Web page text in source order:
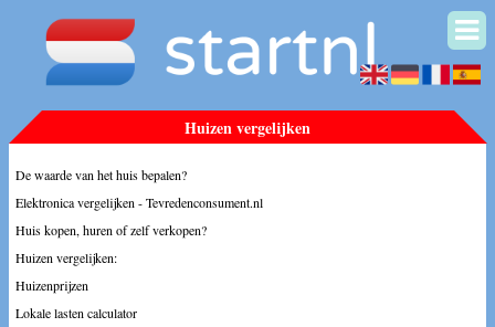
Huizen vergelijken
De waarde van het huis bepalen?
Elektronica vergelijken - Tevredenconsument.nl
Huis kopen, huren of zelf verkopen?
Huizen vergelijken:
Huizenprijzen
Lokale lasten calculator